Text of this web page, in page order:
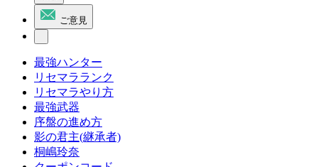
ご意見
最強ハンター
リセマラランク
リセマラやり方
最強武器
序盤の進め方
影の君主(継承者)
桐嶋玲奈